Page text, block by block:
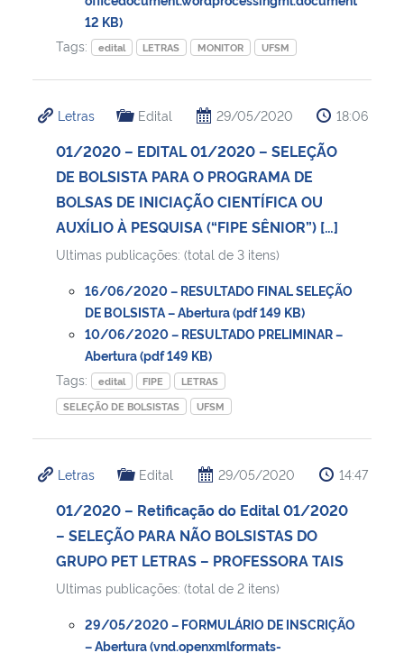
12 KB)
Tags:
edital LETRAS MONITOR UFSM
Letras Edital 29/05/2020 18:06
01/2020 – EDITAL 01/2020 – SELEÇÃO
DE BOLSISTA PARA O PROGRAMA DE
BOLSAS DE INICIAÇÃO CIENTÍFICA OU
AUXÍLIO À PESQUISA (“FIPE SÊNIOR”) […]
Ultimas publicações: (total de 3 itens)
16/06/2020 – RESULTADO FINAL SELEÇÃO
DE BOLSISTA – Abertura (pdf 149 KB)
10/06/2020 – RESULTADO PRELIMINAR –
Abertura (pdf 149 KB)
Tags:
edital FIPE
LETRAS
SELEÇÃO DE BOLSISTAS
UFSM
Letras Edital 29/05/2020 14:47
01/2020 – Retificação do Edital 01/2020
– SELEÇÃO PARA NÃO BOLSISTAS DO
GRUPO PET LETRAS – PROFESSORA TAIS
Ultimas publicações: (total de 2 itens)
29/05/2020 – FORMULÁRIO DE INSCRIÇÃO
– Abertura (vnd.openxmlformats-